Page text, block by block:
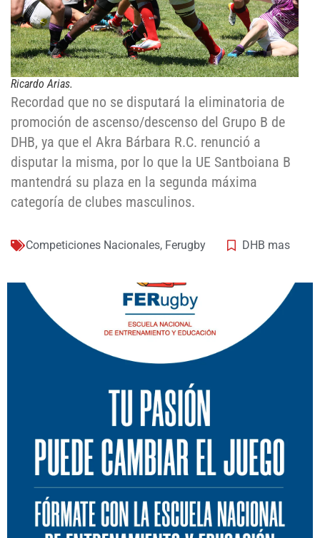
Ricardo Arias.
Recordad que no se disputará la eliminatoria de
promoción de ascenso/descenso del Grupo B de
DHB, ya que el Akra Bárbara R.C. renunció a
disputar la misma, por lo que la UE Santboiana B
mantendrá su plaza en la segunda máxima
categoría de clubes masculinos.
Competiciones Nacionales, Ferugby DHB mas